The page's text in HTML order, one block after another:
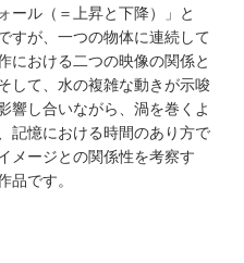
ール（＝上昇と下降）」と
すが、一つの物体に連続して
における二つの映像の関係と
して、水の複雑な動きが示唆
響し合いながら、渦を巻くよ
記憶における時間のあり方で
メージとの関係性を考察す
品です。